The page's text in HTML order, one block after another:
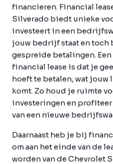
financieren. Financial
Silverado biedt unieke
investeert in een
jouw bedrijf staat en
gespreide betalingen.
financial lease is dat je
hoeft te betalen, wat
komt. Zo houd je ruimte
investeringen en
van een nieuwe
Daarnaast heb je bij
om aan het einde van de
worden van de Chevrolet